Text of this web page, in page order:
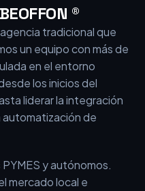
®
tradicional que
un equipo con más de
en el entorno
los inicios del
liderar la integración
automatización de
y autónomos.
mercado local e